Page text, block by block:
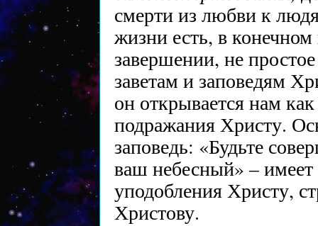
смерти из любви к
жизни есть, в
завершении, не
заветам и заповедям
он открывается нам
подражания Христу.
заповедь: «Будьте
ваш небесный» – имеет
уподобления Христу,
Христову.